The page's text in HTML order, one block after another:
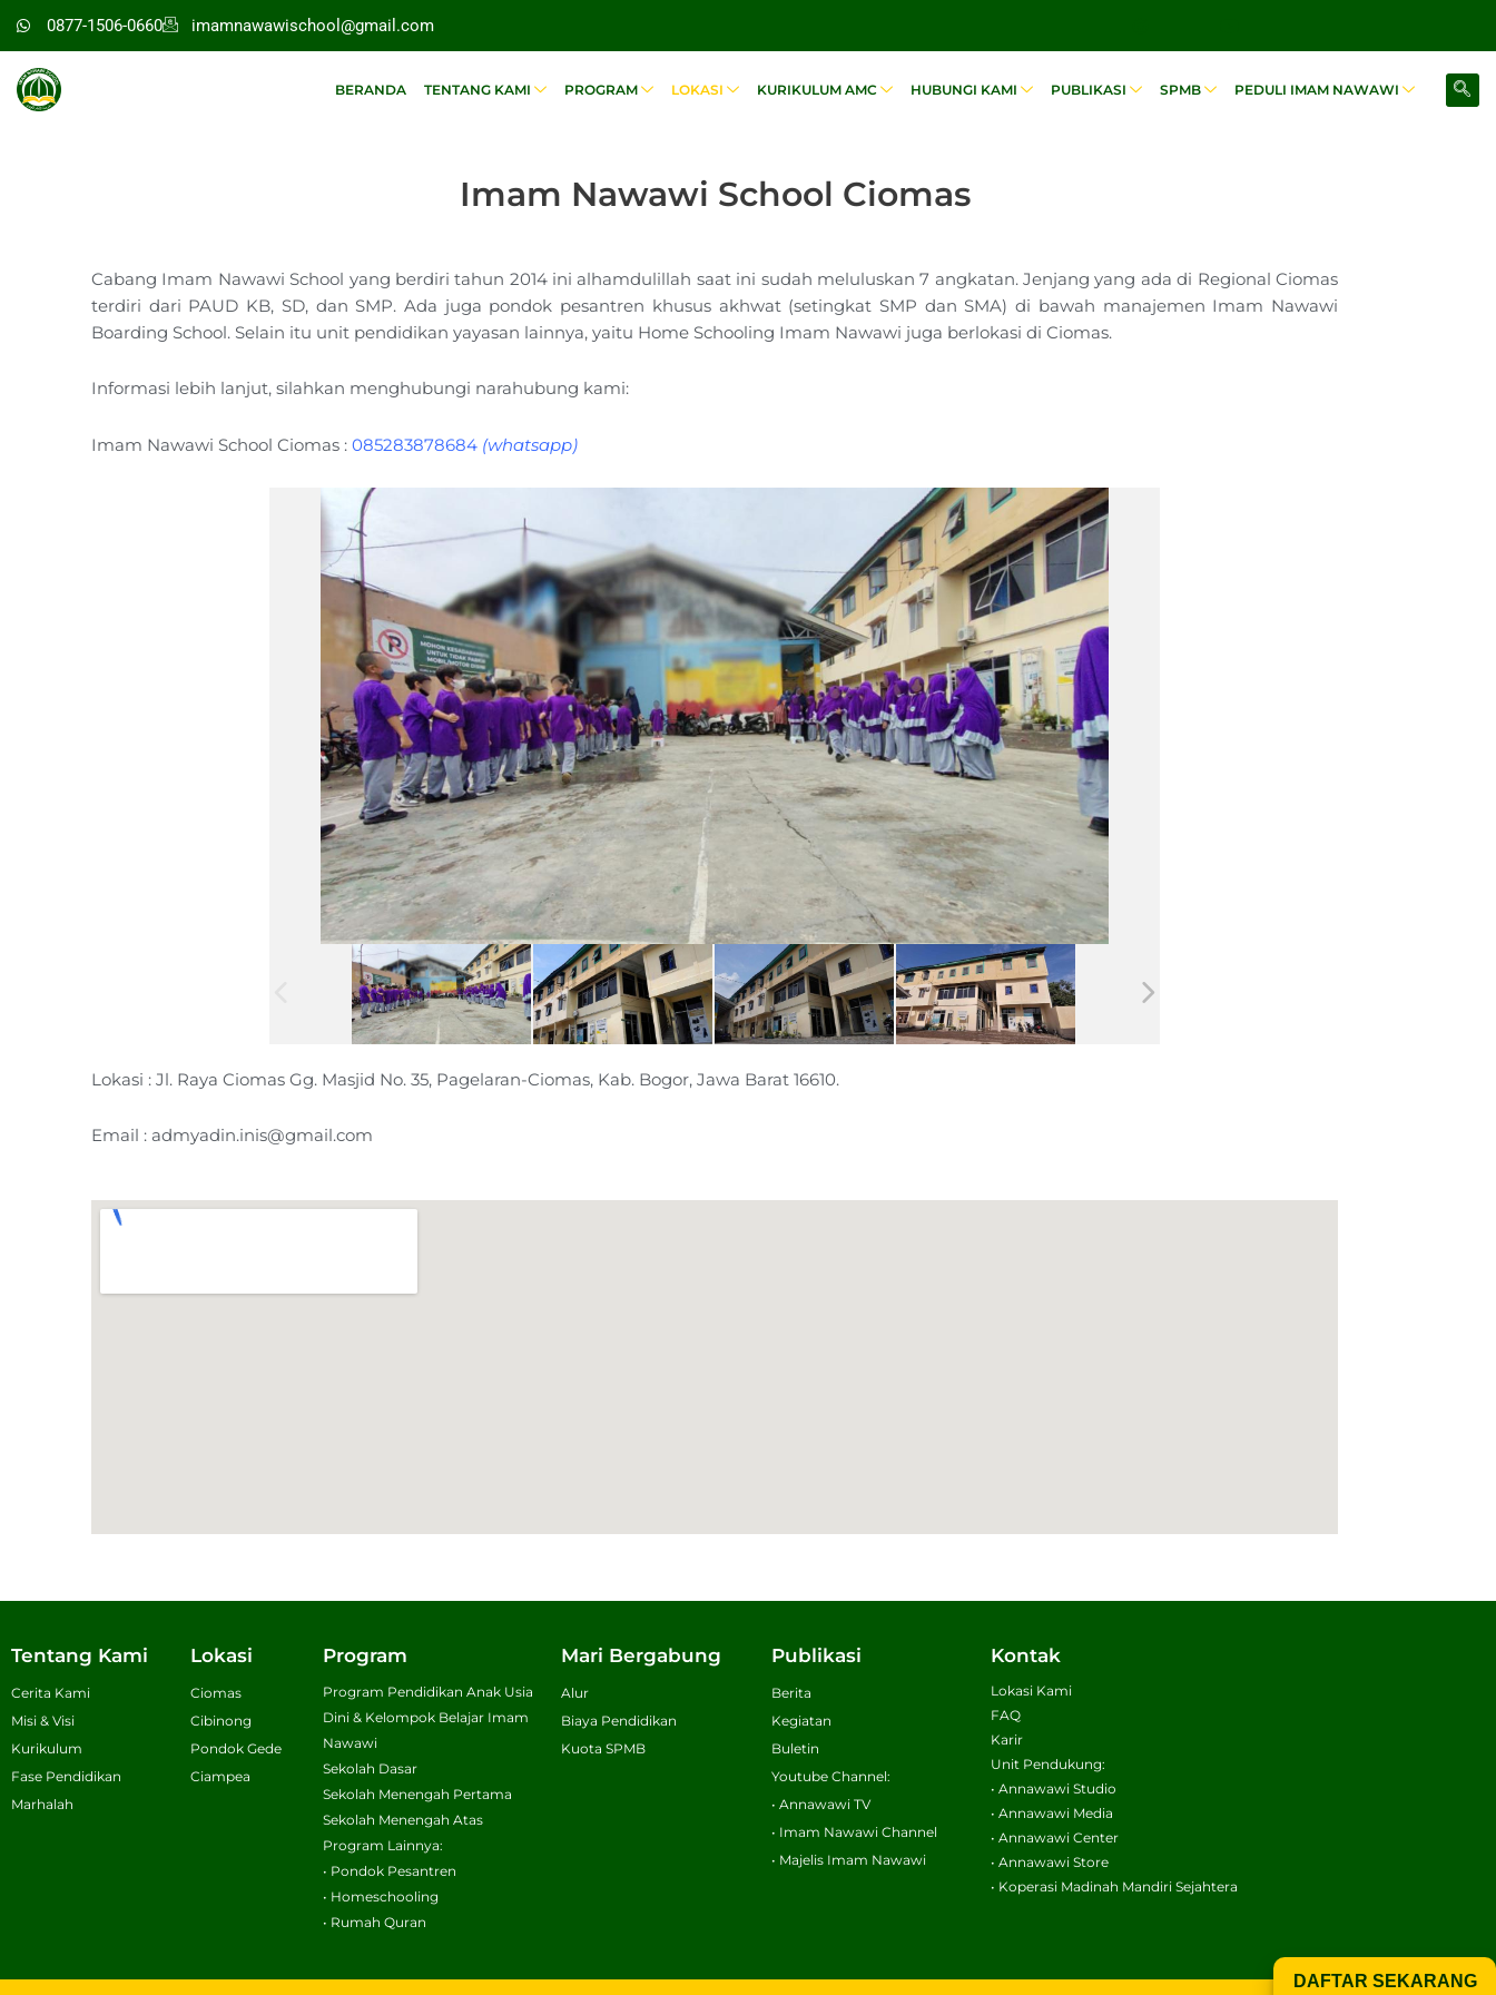
ke
konten
0877-1506-0660 imamnawawischool@gmail.com
BERANDA TENTANG KAMI PROGRAM LOKASI KURIKULUM AMC HUBUNGI KAMI PUBLIKASI SPMB PEDULI IMAM NAWAWI
Imam Nawawi School Ciomas
Cabang Imam Nawawi School yang berdiri tahun 2014 ini alhamdulillah saat ini sudah meluluskan 7 angkatan. Jenjang yang ada di Regional Ciomas
terdiri dari PAUD KB, SD, dan SMP. Ada juga pondok pesantren khusus akhwat (setingkat SMP dan SMA) di bawah manajemen Imam Nawawi
Boarding School. Selain itu unit pendidikan yayasan lainnya, yaitu Home Schooling Imam Nawawi juga berlokasi di Ciomas.
Informasi lebih lanjut, silahkan menghubungi narahubung kami:
Imam Nawawi School Ciomas : 085283878684 (whatsapp)
Lokasi : Jl. Raya Ciomas Gg. Masjid No. 35, Pagelaran-Ciomas, Kab. Bogor, Jawa Barat 16610.
Email : admyadin.inis@gmail.com
Tentang Kami
Cerita Kami
Misi & Visi
Kurikulum
Fase Pendidikan
Marhalah
Lokasi
Ciomas
Cibinong
Pondok Gede
Ciampea
Program
Program Pendidikan Anak Usia
Dini & Kelompok Belajar Imam
Nawawi
Sekolah Dasar
Sekolah Menengah Pertama
Sekolah Menengah Atas
Program Lainnya:
• Pondok Pesantren
• Homeschooling
• Rumah Quran
Mari Bergabung
Alur
Biaya Pendidikan
Kuota SPMB
Publikasi
Berita
Kegiatan
Buletin
Youtube Channel:
• Annawawi TV
• Imam Nawawi Channel
• Majelis Imam Nawawi
Kontak
Lokasi Kami
FAQ
Karir
Unit Pendukung:
• Annawawi Studio
• Annawawi Media
• Annawawi Center
• Annawawi Store
• Koperasi Madinah Mandiri Sejahtera
DAFTAR SEKARANG